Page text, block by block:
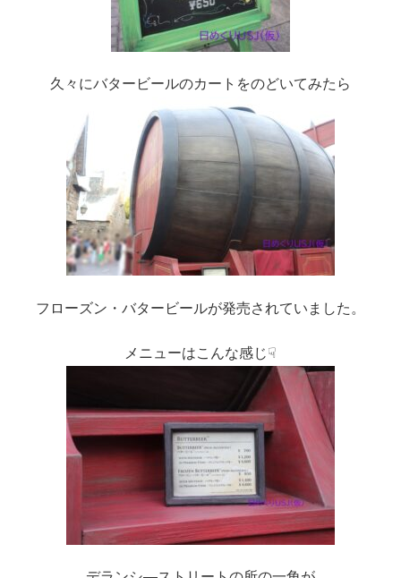
久々にバタービールのカートをのどいてみたら
フローズン・バタービールが発売されていました。
メニューはこんな感じ☟